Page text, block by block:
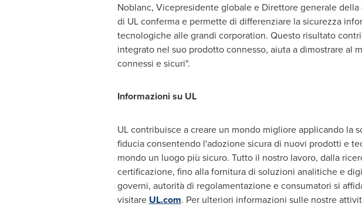
Noblanc, Vicepresidente globale e Direttore generale
di UL conferma e permette di differenziare la sicurezza
tecnologiche alle grandi corporation. Questo risultato
integrato nel suo prodotto connesso, aiuta a dimostrare al
connessi e sicuri".
Informazioni su UL
UL contribuisce a creare un mondo migliore applicando la
fiducia consentendo l'adozione sicura di nuovi prodotti e
mondo un luogo più sicuro. Tutto il nostro lavoro, dalla
certificazione, fino alla fornitura di soluzioni analitiche e
governi, autorità di regolamentazione e consumatori si
visitare UL.com. Per ulteriori informazioni sulle nostre